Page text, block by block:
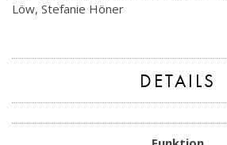
Löw, Stefanie Höner
DETAILS